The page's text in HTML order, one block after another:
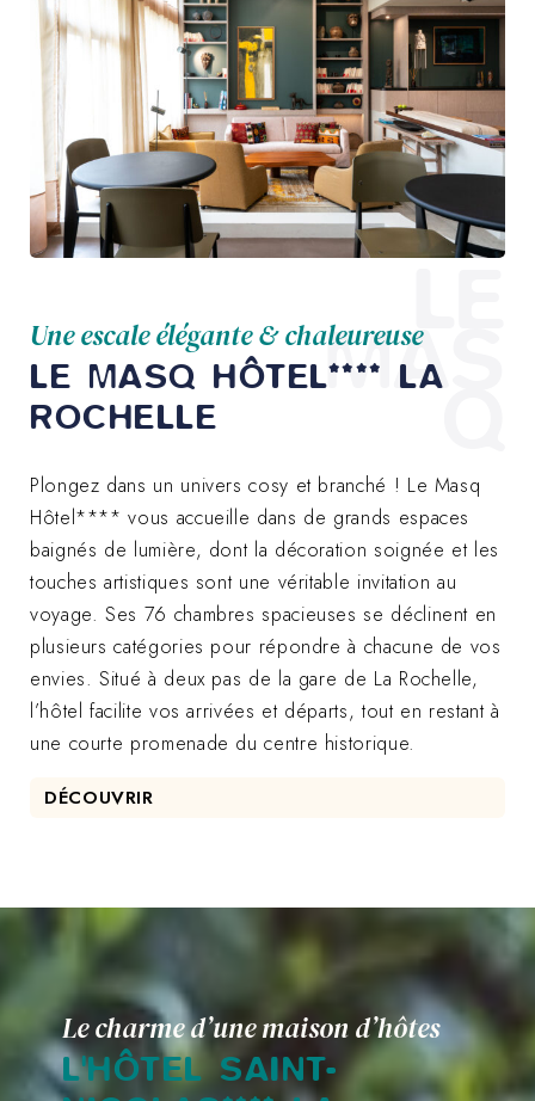
MAS
Q
Une escale élégante & chaleureuse
LE MASQ HÔTEL**** LA
ROCHELLE
Plongez dans un univers cosy et branché ! Le Masq
Hôtel**** vous accueille dans de grands espaces
baignés de lumière, dont la décoration soignée et les
touches artistiques sont une véritable invitation au
voyage. Ses 76 chambres spacieuses se déclinent en
plusieurs catégories pour répondre à chacune de vos
envies. Situé à deux pas de la gare de La Rochelle,
l’hôtel facilite vos arrivées et départs, tout en restant à
une courte promenade du centre historique.
DÉCOUVRIR
Le charme d’une maison d’hôtes
L'HÔTEL SAINT-